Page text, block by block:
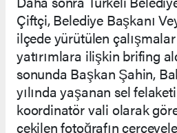
Çiftçi, Belediye Başkanı
ilçede yürütülen
yatırımlara ilişkin brifing
sonunda Başkan Şahin,
yılında yaşanan sel felaketi
koordinatör vali olarak
çekilen fotoğrafın